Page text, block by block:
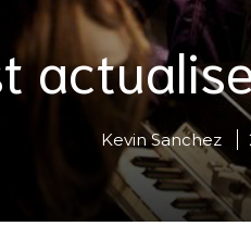
Kevin Sanchez